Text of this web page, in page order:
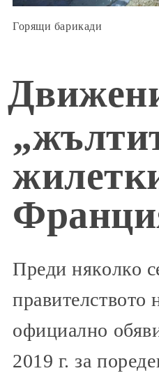
Горящи барикади
Преди няколко
официално
2019 г. за